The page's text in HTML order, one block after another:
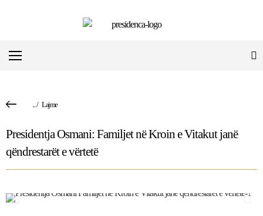
.../ Lajme
Presidentja Osmani: Familjet në Kroin e Vitakut janë
qëndrestarët e vërtetë